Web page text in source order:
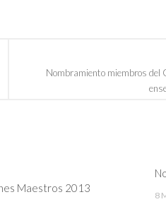
Nombramiento miembros del
Maestros 2013
8